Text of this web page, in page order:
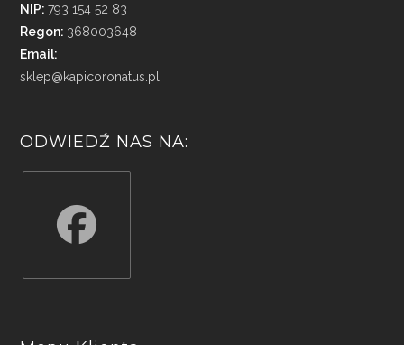
NIP:793 154 52 83
Regon: 368003648
Email:
sklep@kapicoronatus.pl
ODWIEDŹ NAS NA: